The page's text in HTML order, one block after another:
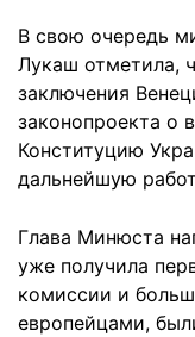
В свою очередь
Лукаш отметила,
заключения
законопроекта о
Конституцию
дальнейшую
Глава Минюста
уже получила
комиссии и
европейцами,